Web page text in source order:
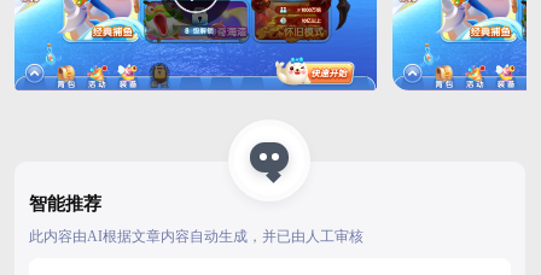
智能推荐
此内容由AI根据文章内容自动生成，并已由人工审核